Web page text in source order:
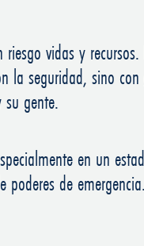
vidas y
la seguridad, sino
gente.
en un
de